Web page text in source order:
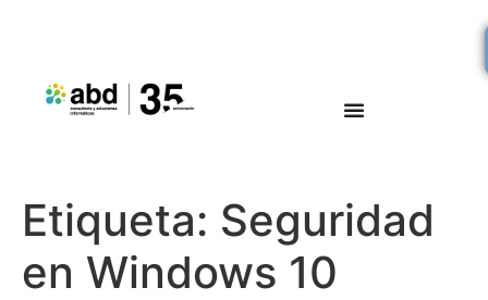
Etiqueta: Seguridad
en Windows 10